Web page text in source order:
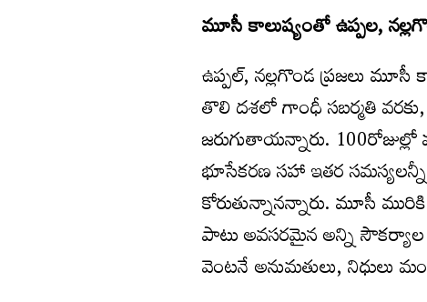
మూసీ కాలుష్యంతో ఉప్పల,
ఉప్పల్, నల్లగొండ ప్రజలు
తొలి దశలో గాంధీ సబర్మతి
జరుగుతాయన్నారు. 100రోజుల్లో
భూసేకరణ సహా ఇతర సమస్యలన్నీ
కోరుతున్నానన్నారు. మూసీ
పాటు అవసరమైన అన్ని సౌకర్యాల
వెంటనే అనుమతులు, నిధులు